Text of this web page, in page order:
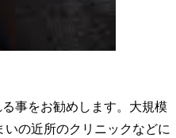
事をお勧めします。大規模
の近所のクリニックなどに